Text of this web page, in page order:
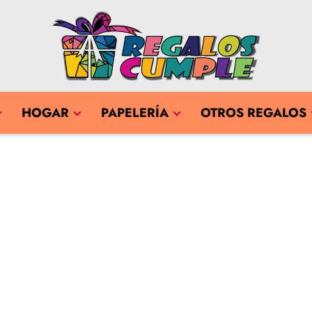
HOGAR PAPELERÍA OTROS REGALOS